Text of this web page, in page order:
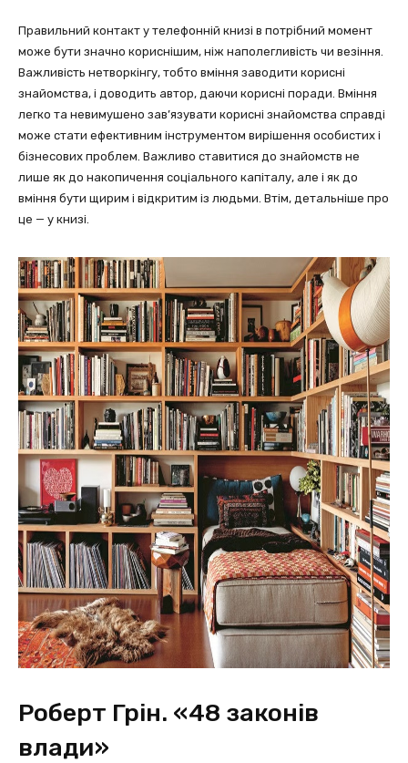
Правильний контакт у телефонній книзі в потрібний момент
може бути значно кориснішим, ніж наполегливість чи везіння.
Важливість нетворкінгу, тобто вміння заводити корисні
знайомства, і доводить автор, даючи корисні поради. Вміння
легко та невимушено зав’язувати корисні знайомства справді
може стати ефективним інструментом вирішення особистих і
бізнесових проблем. Важливо ставитися до знайомств не
лише як до накопичення соціального капіталу, але і як до
вміння бути щирим і відкритим із людьми. Втім, детальніше про
це — у книзі.
Роберт Грін. «48 законів
влади»